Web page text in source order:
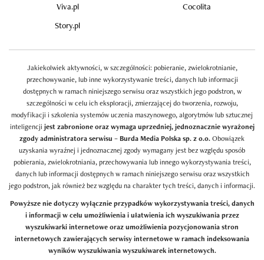
Viva.pl
Cocolita
Story.pl
Jakiekolwiek aktywności, w szczególności: pobieranie, zwielokrotnianie,
przechowywanie, lub inne wykorzystywanie treści, danych lub informacji
dostępnych w ramach niniejszego serwisu oraz wszystkich jego podstron, w
szczególności w celu ich eksploracji, zmierzającej do tworzenia, rozwoju,
modyfikacji i szkolenia systemów uczenia maszynowego, algorytmów lub sztucznej
inteligencji jest zabronione oraz wymaga uprzedniej, jednoznacznie wyrażonej
zgody administratora serwisu – Burda Media Polska sp. z o.o.Obowiązek
uzyskania wyraźnej i jednoznacznej zgody wymagany jest bez względu sposób
pobierania, zwielokrotniania, przechowywania lub innego wykorzystywania treści,
danych lub informacji dostępnych w ramach niniejszego serwisu oraz wszystkich
jego podstron, jak również bez względu na charakter tych treści, danych i informacji.
Powyższe nie dotyczy wyłącznie przypadków wykorzystywania treści, danych
i informacji w celu umożliwienia i ułatwienia ich wyszukiwania przez
wyszukiwarki internetowe oraz umożliwienia pozycjonowania stron
internetowych zawierających serwisy internetowe w ramach indeksowania
wyników wyszukiwania wyszukiwarek internetowych.